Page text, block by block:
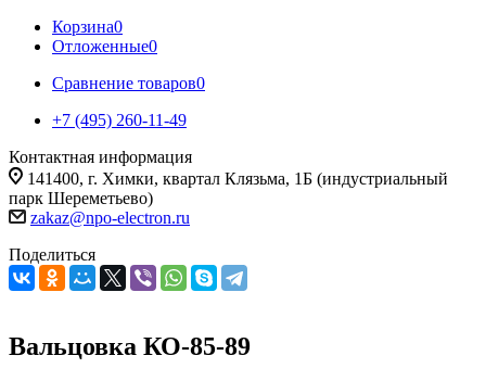
Корзина0
Отложенные0
Сравнение товаров0
+7 (495) 260-11-49
Контактная информация
141400, г. Химки, квартал Клязьма, 1Б (индустриальный
парк Шереметьево)
zakaz@npo-electron.ru
Поделиться
Вальцовка КО-85-89